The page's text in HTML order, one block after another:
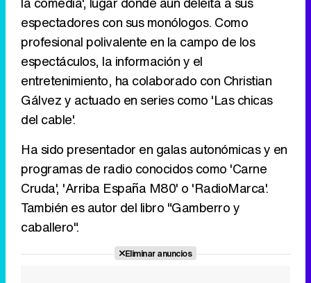
Tráiler en catalán de 'Ravalear', la nueva serie de HBO Max sobre los fondos buitre
Tráiler de la tercera temporada de 'The Walking Dead: Dead City' de AMC+
espectadores con sus monólogos. Como
profesional polivalente en la campo de los
espectáculos, la información y el
entretenimiento, ha colaborado con Christian
Gálvez y actuado en series como 'Las chicas
del cable'.
Ha sido presentador en galas autonómicas y en
programas de radio conocidos como 'Carne
Cruda', 'Arriba España M80' o 'RadioMarca'.
También es autor del libro "Gamberro y
caballero".
Eliminar anuncios